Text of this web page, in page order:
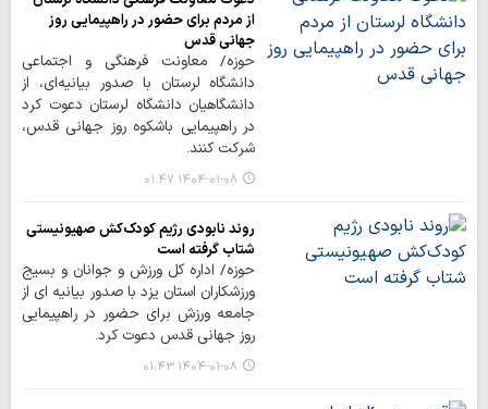
از مردم برای حضور در راهپیمایی روز
جهانی قدس
حوزه/ معاونت فرهنگی و اجتماعی
دانشگاه لرستان با صدور بیانیه‌ای، از
دانشگاهیان دانشگاه لرستان دعوت کرد
در راهپیمایی باشکوه روز جهانی قدس،
شرکت کنند.
۱۴۰۴-۰۱-۰۸ ۰۱:۴۷
روند نابودی رژیم کودک‌کش صهیونیستی
شتاب گرفته است
حوزه/ اداره کل ورزش و جوانان و بسیج
ورزشکاران استان یزد با صدور بیانیه ای از
جامعه ورزش برای حضور در راهپیمایی
روز جهانی قدس دعوت کرد.
۱۴۰۴-۰۱-۰۸ ۰۱:۴۳